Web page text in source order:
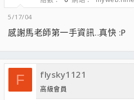
5/17/04
感謝馬老師第一手資訊..真快 :P
F flysky1121
高級會員